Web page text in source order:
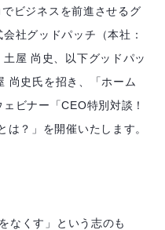
ビジネスを前進させるグ
社グッドパッチ（本社：
屋 尚史、以下グッドパッ
尚史氏を招き、「ホーム
ビナー「CEO特別対談！
？」を開催いたします。
なくす」という志のも